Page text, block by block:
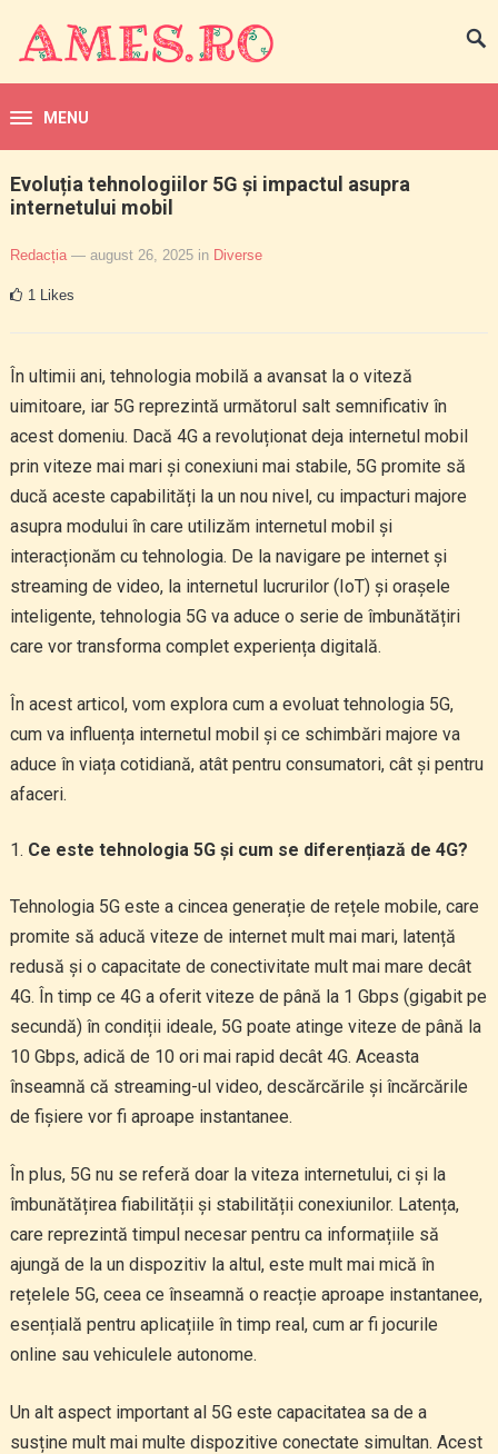
MENU
Evoluția tehnologiilor 5G și impactul asupra
internetului mobil
Redacția — august 26, 2025 in Diverse
1 Likes
În ultimii ani, tehnologia mobilă a avansat la o viteză
uimitoare, iar 5G reprezintă următorul salt semnificativ în
acest domeniu. Dacă 4G a revoluționat deja internetul mobil
prin viteze mai mari și conexiuni mai stabile, 5G promite să
ducă aceste capabilități la un nou nivel, cu impacturi majore
asupra modului în care utilizăm internetul mobil și
interacționăm cu tehnologia. De la navigare pe internet și
streaming de video, la internetul lucrurilor (IoT) și orașele
inteligente, tehnologia 5G va aduce o serie de îmbunătățiri
care vor transforma complet experiența digitală.
În acest articol, vom explora cum a evoluat tehnologia 5G,
cum va influența internetul mobil și ce schimbări majore va
aduce în viața cotidiană, atât pentru consumatori, cât și pentru
afaceri.
Ce este tehnologia 5G și cum se diferențiază de 4G?
Tehnologia 5G este a cincea generație de rețele mobile, care
promite să aducă viteze de internet mult mai mari, latență
redusă și o capacitate de conectivitate mult mai mare decât
4G. În timp ce 4G a oferit viteze de până la 1 Gbps (gigabit pe
secundă) în condiții ideale, 5G poate atinge viteze de până la
10 Gbps, adică de 10 ori mai rapid decât 4G. Aceasta
înseamnă că streaming-ul video, descărcările și încărcările
de fișiere vor fi aproape instantanee.
În plus, 5G nu se referă doar la viteza internetului, ci și la
îmbunătățirea fiabilității și stabilității conexiunilor. Latența,
care reprezintă timpul necesar pentru ca informațiile să
ajungă de la un dispozitiv la altul, este mult mai mică în
rețelele 5G, ceea ce înseamnă o reacție aproape instantanee,
esențială pentru aplicațiile în timp real, cum ar fi jocurile
online sau vehiculele autonome.
Un alt aspect important al 5G este capacitatea sa de a
susține mult mai multe dispozitive conectate simultan. Acest